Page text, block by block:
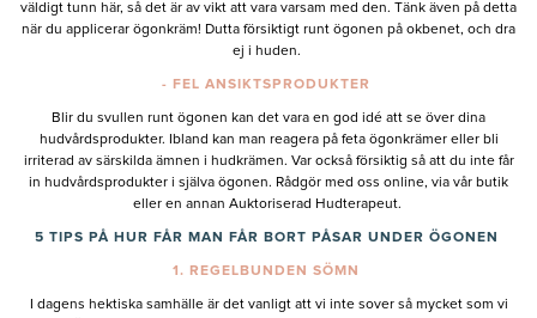
väldigt tunn här, så det är av vikt att vara varsam med den. Tänk även på detta
när du applicerar ögonkräm! Dutta försiktigt runt ögonen på okbenet, och dra
ej i huden.
- FEL ANSIKTSPRODUKTER
Blir du svullen runt ögonen kan det vara en god idé att se över dina
hudvårdsprodukter. Ibland kan man reagera på feta ögonkrämer eller bli
irriterad av särskilda ämnen i hudkrämen. Var också försiktig så att du inte får
in hudvårdsprodukter i själva ögonen. Rådgör med oss online, via vår butik
eller en annan Auktoriserad Hudterapeut.
5 TIPS PÅ HUR FÅR MAN FÅR BORT PÅSAR UNDER ÖGONEN
1. REGELBUNDEN SÖMN
I dagens hektiska samhälle är det vanligt att vi inte sover så mycket som vi